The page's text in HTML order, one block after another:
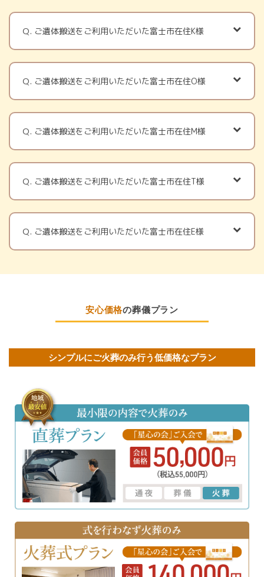
Ｑ. ご遺体搬送をご利用いただいた富士市在住K様
Ｑ. ご遺体搬送をご利用いただいた富士市在住O様
Ｑ. ご遺体搬送をご利用いただいた富士市在住M様
Ｑ. ご遺体搬送をご利用いただいた富士市在住T様
Ｑ. ご遺体搬送をご利用いただいた富士市在住E様
安心価格の葬儀プラン
シンプルにご火葬のみ行う低価格なプラン